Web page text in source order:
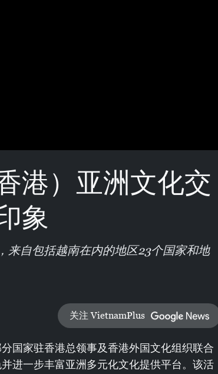
港）亚洲文化交
象
来自包括越南在内的地区23个国家和地
关注 VietnamPlus
国家驻香港总领事及香港外国文化组织联合
进一步丰富亚洲多元化文化提供平台。该活